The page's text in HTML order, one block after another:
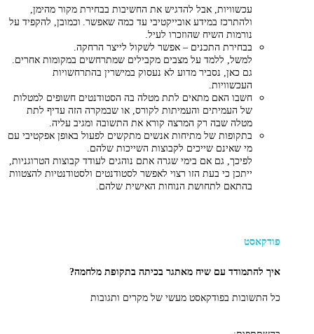
עכשוויות, אבל להדגיש את החשיבות בבחירת מקור מהימן,
ולהתרכז במידע אובייקטיבי עד כמה שאפשר. וכמובן, להקפיד על
נורמות השיח שהוזכרו לעיל.
בבחירת התכנים – אפשר לשקול לייצר הרחקה.
למשל, ללמד על מצבים מקבילים שמתרחשים במקומות אחרים.
גם כאן, נסביר מדוע לא נעסוק במישרין בהתרחשויות
העכשוויות.
חשבו האם מתאים לתת מטלה בה הסטודנטים חשופים למטלות
של העמיתים והעמיתות לקורס, או שבמקרה הזה עדיף לתת
מטלה שבה רק המרצה קורא את התשובה ומגיב עליה.
בתקופות של מתיחות אנשים מתקשים לפעול באופן אפקטיבי עם
מי שאינם שייכים לקבוצות השייכות שלהם.
לפיכך, גם אם בימי שגרה אתם נוהגים לעודד קבוצות הטרוגניות,
ייתכן כי בעת הזו רצוי לאפשר לסטודנטים ולסטודנטיות להצטוות
בהתאם לתחושת הנוחות האישית שלהם.
פודקאסט
איך להתמודד עם שיח מאתגר בכיתה בתקופת מלחמה?
כל התשובות בפודקאסט מעשי של מקרים ותגובות